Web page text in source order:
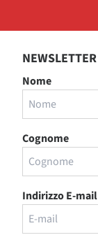
NEWSLETTER
Nome
Cognome
Indirizzo E-mail